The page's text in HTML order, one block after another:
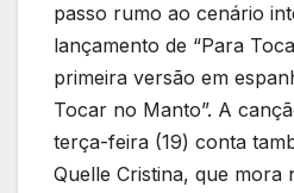
passo rumo ao cenário
lançamento de “Para
primeira versão em
Tocar no Manto”. A
terça-feira (19) conta
Quelle Cristina, que mora